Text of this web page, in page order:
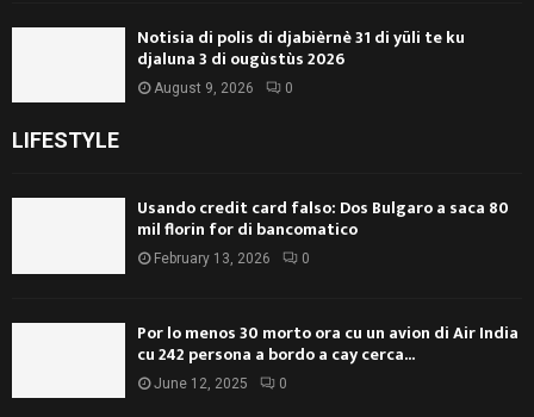
Notisia di polis di djabièrnè 31 di yüli te ku
djaluna 3 di ougùstùs 2026
August 9, 2026 0
LIFESTYLE
Usando credit card falso: Dos Bulgaro a saca 80
mil florin for di bancomatico
February 13, 2026 0
Por lo menos 30 morto ora cu un avion di Air India
cu 242 persona a bordo a cay cerca...
June 12, 2025 0